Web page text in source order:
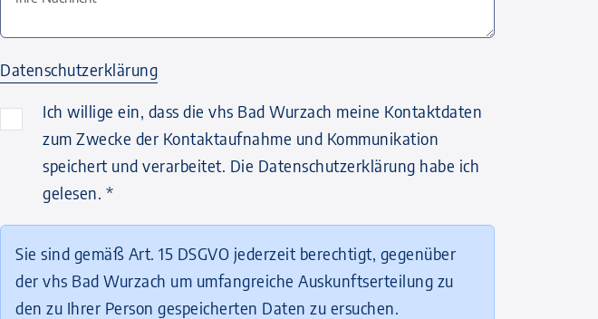
Datenschutzerklärung
Ich willige ein, dass die vhs Bad Wurzach meine Kontaktdaten
zum Zwecke der Kontaktaufnahme und Kommunikation
speichert und verarbeitet. Die Datenschutzerklärung habe ich
gelesen. *
Sie sind gemäß Art. 15 DSGVO jederzeit berechtigt, gegenüber
der vhs Bad Wurzach um umfangreiche Auskunftserteilung zu
den zu Ihrer Person gespeicherten Daten zu ersuchen.